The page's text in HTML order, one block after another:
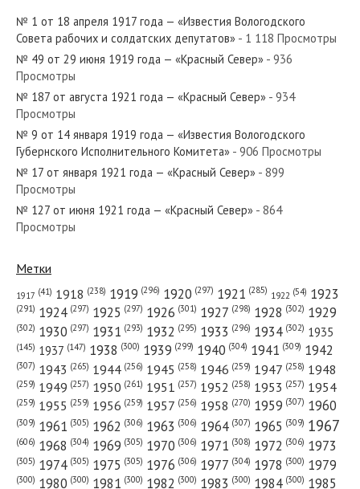
№ 269 от декабря 1931 года — «Красный Север»
№ 34 от февраля 1925 года — «Красный Север»
№ 269 от ноября 1974 года — «Красный Север»
№ 2 от января 1939 года — «Красный Север»
№ 27 от февраля 1958 года — «Красный Север»
№ 1 от 18 апреля 1917 года — «Известия Вологодского
Совета рабочих и солдатских депутатов» - 1 118 Просмотры
№ 49 от 29 июня 1919 года — «Красный Север» - 936
Просмотры
№ 187 от августа 1921 года — «Красный Север» - 934
Просмотры
№ 9 от 14 января 1919 года — «Известия Вологодского
Губернского Исполнительного Комитета» - 906 Просмотры
№ 17 от января 1921 года — «Красный Север» - 899
Просмотры
№ 127 от июня 1921 года — «Красный Север» - 864
Просмотры
Метки
1917 (41) 1918 (238) 1919 (296) 1920 (297) 1921 (285) 1922 (54) 1923
(291) 1924 (297) 1925 (297) 1926 (301) 1927 (298) 1928 (302) 1929
(302) 1930 (297) 1931 (293) 1932 (295) 1933 (296) 1934 (302) 1935
(145) 1937 (147) 1938 (300) 1939 (299) 1940 (304) 1941 (309) 1942
(307) 1943 (265) 1944 (256) 1945 (258) 1946 (259) 1947 (258) 1948
(259) 1949 (257) 1950 (261) 1951 (257) 1952 (258) 1953 (257) 1954
(259) 1955 (259) 1956 (259) 1957 (256) 1958 (270) 1959 (307) 1960
(309) 1961 (305) 1962 (306) 1963 (306) 1964 (307) 1965 (309) 1967
(606) 1968 (304) 1969 (305) 1970 (306) 1971 (308) 1972 (306) 1973
(305) 1974 (305) 1975 (305) 1976 (306) 1977 (304) 1978 (300) 1979
(300) 1980 (300) 1981 (300) 1982 (300) 1983 (300) 1984 (300) 1985